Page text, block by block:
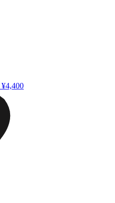
¥4,400